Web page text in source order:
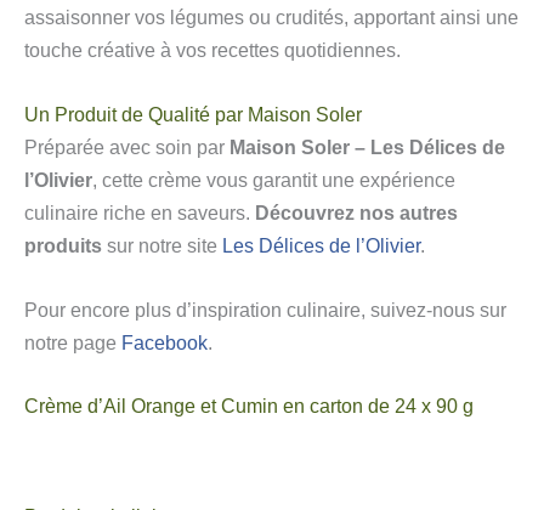
assaisonner vos légumes ou crudités, apportant ainsi une
touche créative à vos recettes quotidiennes.
Un Produit de Qualité par Maison Soler
Préparée avec soin par Maison Soler – Les Délices de
l’Olivier, cette crème vous garantit une expérience
culinaire riche en saveurs. Découvrez nos autres
produits sur notre site Les Délices de l’Olivier.
Pour encore plus d’inspiration culinaire, suivez-nous sur
notre page Facebook.
Crème d’Ail Orange et Cumin en carton de 24 x 90 g